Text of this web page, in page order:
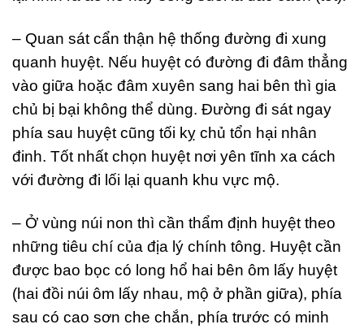
– Quan sát cẩn thận hệ thống đường đi xung
quanh huyệt. Nếu huyệt có đường đi đâm thẳng
vào giữa hoặc đâm xuyên sang hai bên thì gia
chủ bị bại không thể dùng. Đường đi sát ngay
phía sau huyệt cũng tối kỵ chủ tổn hại nhân
đinh. Tốt nhất chọn huyệt nơi yên tĩnh xa cách
với đường đi lối lại quanh khu vực mộ.
– Ở vùng núi non thì cần thẩm định huyệt theo
những tiêu chí của địa lý chính tông. Huyệt cần
được bao bọc có long hổ hai bên ôm lấy huyệt
(hai đồi núi ôm lấy nhau, mộ ở phần giữa), phía
sau có cao sơn che chắn, phía trước có minh